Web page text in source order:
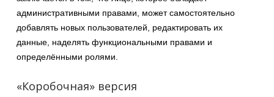
административными правами, может самостоятельно
добавлять новых пользователей, редактировать их
данные, наделять функциональными правами и
определёнными ролями.
«Коробочная» версия